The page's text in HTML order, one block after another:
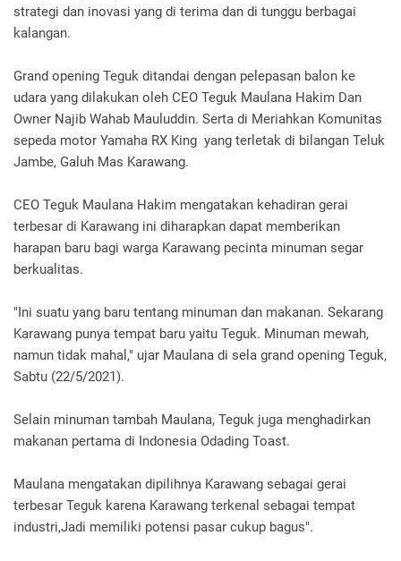
strategi dan inovasi yang di terima dan di tunggu berbagai
kalangan.
Grand opening Teguk ditandai dengan pelepasan balon ke
udara yang dilakukan oleh CEO Teguk Maulana Hakim Dan
Owner Najib Wahab Mauluddin. Serta di Meriahkan Komunitas
sepeda motor Yamaha RX King yang terletak di bilangan Teluk
Jambe, Galuh Mas Karawang.
CEO Teguk Maulana Hakim mengatakan kehadiran gerai
terbesar di Karawang ini diharapkan dapat memberikan
harapan baru bagi warga Karawang pecinta minuman segar
berkualitas.
"Ini suatu yang baru tentang minuman dan makanan. Sekarang
Karawang punya tempat baru yaitu Teguk. Minuman mewah,
namun tidak mahal," ujar Maulana di sela grand opening Teguk,
Sabtu (22/5/2021).
Selain minuman tambah Maulana, Teguk juga menghadirkan
makanan pertama di Indonesia Odading Toast.
Maulana mengatakan dipilihnya Karawang sebagai gerai
terbesar Teguk karena Karawang terkenal sebagai tempat
industri,Jadi memiliki potensi pasar cukup bagus".